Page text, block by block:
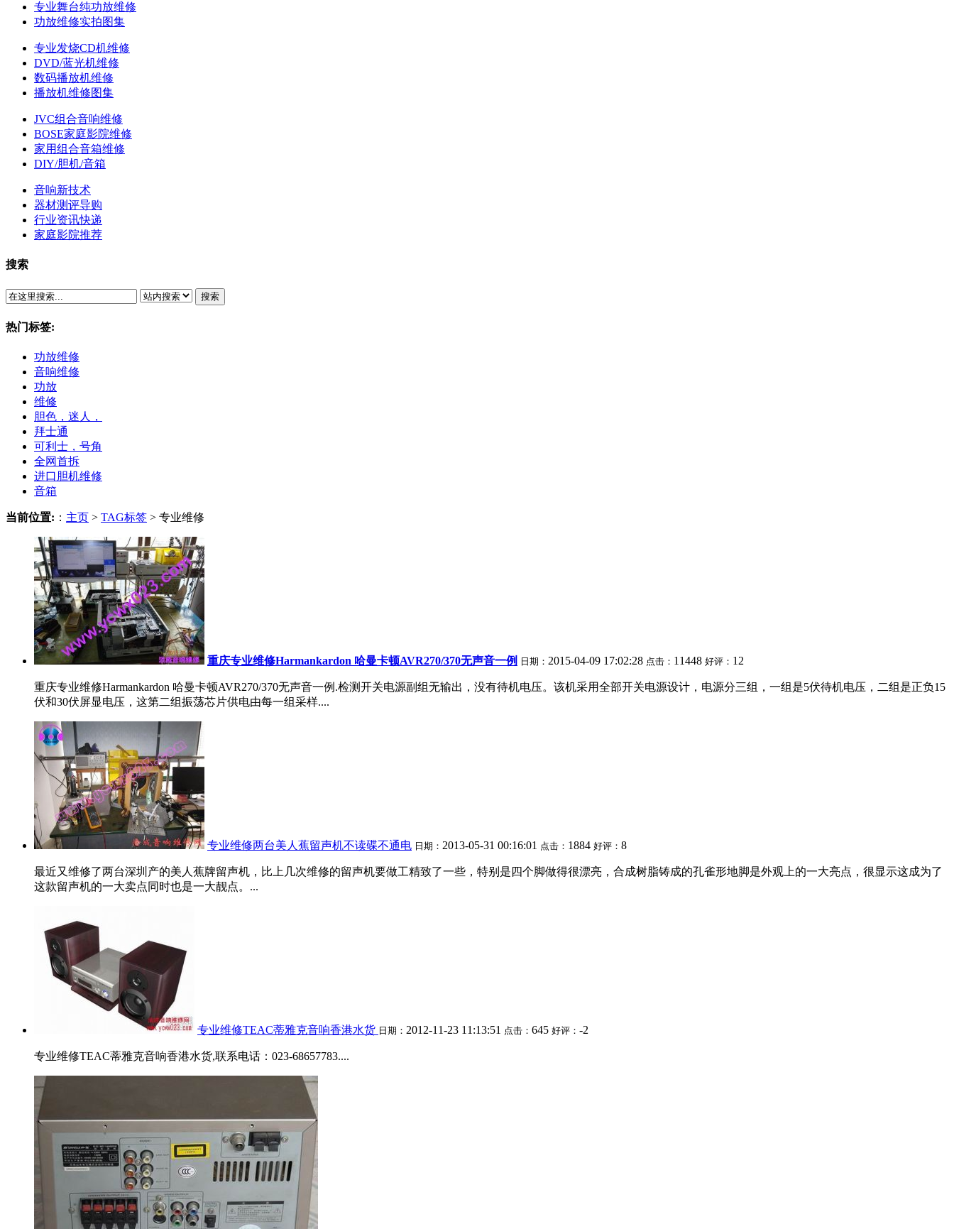
专业舞台纯功放维修
功放维修实拍图集
专业发烧CD机维修
DVD/蓝光机维修
数码播放机维修
播放机维修图集
JVC组合音响维修
BOSE家庭影院维修
家用组合音箱维修
DIY/胆机/音箱
音响新技术
器材测评导购
行业资讯快递
家庭影院推荐
搜索
搜索
热门标签:
功放维修
音响维修
功放
维修
胆色，迷人，
拜士通
可利士，号角
全网首拆
进口胆机维修
音箱
当前位置: ： 主页 > TAG标签 > 专业维修
重庆专业维修Harmankardon 哈曼卡顿AVR270/370无声音一例 日期： 2015-04-09 17:02:28 点击： 11448 好评： 12
重庆专业维修Harmankardon 哈曼卡顿AVR270/370无声音一例.检测开关电源副组无输出，没有待机电压。该机采用全部开关电源设计，电源分三组，一组是5伏待机电压，二组是正负15
伏和30伏屏显电压，这第二组振荡芯片供电由每一组采样....
专业维修两台美人蕉留声机不读碟不通电 日期： 2013-05-31 00:16:01 点击： 1884 好评： 8
最近又维修了两台深圳产的美人蕉牌留声机，比上几次维修的留声机要做工精致了一些，特别是四个脚做得很漂亮，合成树脂铸成的孔雀形地脚是外观上的一大亮点，很显示这成为了
这款留声机的一大卖点同时也是一大靓点。...
专业维修TEAC蒂雅克音响香港水货 日期： 2012-11-23 11:13:51 点击： 645 好评： -2
专业维修TEAC蒂雅克音响香港水货,联系电话：023-68657783....